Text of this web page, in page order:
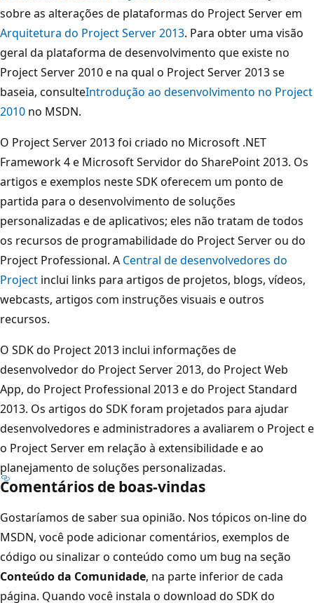
sobre as alterações de plataformas do Project Server em
Arquitetura do Project Server 2013. Para obter uma visão
geral da plataforma de desenvolvimento que existe no
Project Server 2010 e na qual o Project Server 2013 se
baseia, consulteIntrodução ao desenvolvimento no Project
2010 no MSDN.
O Project Server 2013 foi criado no Microsoft .NET
Framework 4 e Microsoft Servidor do SharePoint 2013. Os
artigos e exemplos neste SDK oferecem um ponto de
partida para o desenvolvimento de soluções
personalizadas e de aplicativos; eles não tratam de todos
os recursos de programabilidade do Project Server ou do
Project Professional. A Central de desenvolvedores do
Project inclui links para artigos de projetos, blogs, vídeos,
webcasts, artigos com instruções visuais e outros
recursos.
O SDK do Project 2013 inclui informações de
desenvolvedor do Project Server 2013, do Project Web
App, do Project Professional 2013 e do Project Standard
2013. Os artigos do SDK foram projetados para ajudar
desenvolvedores e administradores a avaliarem o Project e
o Project Server em relação à extensibilidade e ao
planejamento de soluções personalizadas.
Comentários de boas-vindas
Gostaríamos de saber sua opinião. Nos tópicos on-line do
MSDN, você pode adicionar comentários, exemplos de
código ou sinalizar o conteúdo como um bug na seção
Conteúdo da Comunidade, na parte inferior de cada
página. Quando você instala o download do SDK do